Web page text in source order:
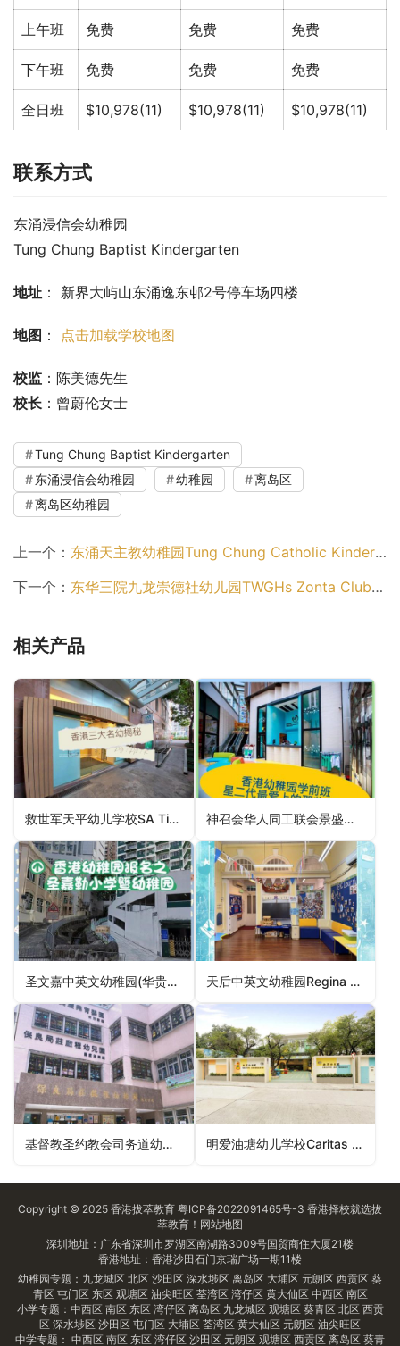
上午班 免费 免费 免费
下午班 免费 免费 免费
全日班 $10,978(11) $10,978(11) $10,978(11)
联系方式
东涌浸信会幼稚园
Tung Chung Baptist Kindergarten
地址 ： 新界大屿山东涌逸东邨2号停车场四楼
地图 ： 点击加载学校地图
校监 ：陈美德先生
校长 ：曾蔚伦女士
Tung Chung Baptist Kindergarten
东涌浸信会幼稚园
幼稚园
离岛区
离岛区幼稚园
上一个： 东涌天主教幼稚园Tung Chung Catholic Kindergarten（离岛区幼稚园）
下一个： 东华三院九龙崇德社幼儿园TWGHs Zonta Club of Kowloon Nursery School（元朗区幼稚园）
相关产品
救世军天平幼儿学校SA Tin Ping Nursery School（北区幼稚园） 神召会华人同工联会景盛幼稚园CCWF King Shing Kindergarten（北区幼稚园）
圣文嘉中英文幼稚园(华贵邨)St Monica’s Anglo-Chinese Kindergarten (Wah Kwai Estate)（南区幼稚园） 天后中英文幼稚园Regina Coeli Anglo-Chinese Kindergarten（屯门区幼稚园）
基督教圣约教会司务道幼稚园Mission Covenant Church Sister Annie’s Kindergarten（西贡区幼稚园） 明爱油塘幼儿学校Caritas Nursery School – Yau Tong（观塘区幼稚园）
Copyright © 2025 香港拔萃教育 粤ICP备2022091465号-3 香港择校就选拔
萃教育！ 网站地图
深圳地址：广东省深圳市罗湖区南湖路3009号国贸商住大厦21楼
香港地址：香港沙田石门京瑞广场一期11楼
幼稚园专题： 九龙城区 北区 沙田区 深水埗区 离岛区 大埔区 元朗区 西贡区 葵
青区 屯门区 东区 观塘区 油尖旺区 荃湾区 湾仔区 黄大仙区 中西区 南区
小学专题： 中西区 南区 东区 湾仔区 离岛区 九龙城区 观塘区 葵青区 北区 西贡
区 深水埗区 沙田区 屯门区 大埔区 荃湾区 黄大仙区 元朗区 油尖旺区
中学专题： 中西区 南区 东区 湾仔区 沙田区 元朗区 观塘区 西贡区 离岛区 葵青